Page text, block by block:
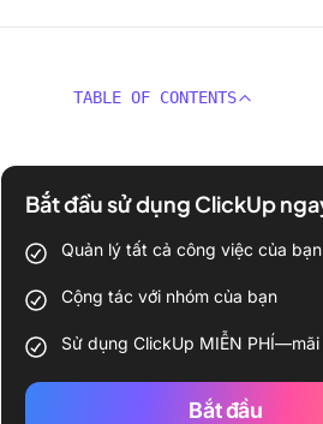
TABLE OF CONTENTS
Bắt đầu sử dụng ClickUp
Quản lý tất cả công việc của
Cộng tác với nhóm của bạn
Sử dụng ClickUp MIỄN PHÍ—mãi
Bắt đầu